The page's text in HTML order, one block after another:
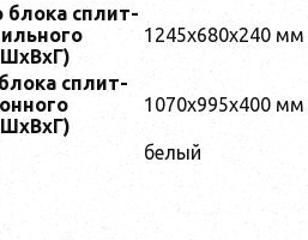
блока сплит-
1245x680x240 мм
сплит-
1070x995x400 мм
белый